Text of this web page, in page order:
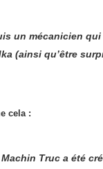
un mécanicien qui
(ainsi qu’être
cela :
Truc a été